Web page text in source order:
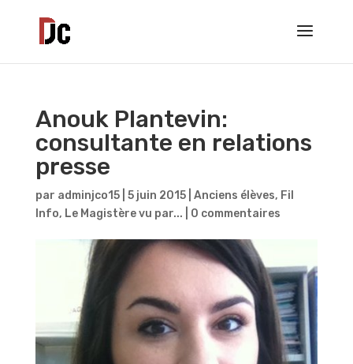
Anouk Plantevin:
consultante en relations
presse
par adminjco15| 5 juin 2015| Anciens élèves, Fil
Info, Le Magistère vu par... 0 commentaires